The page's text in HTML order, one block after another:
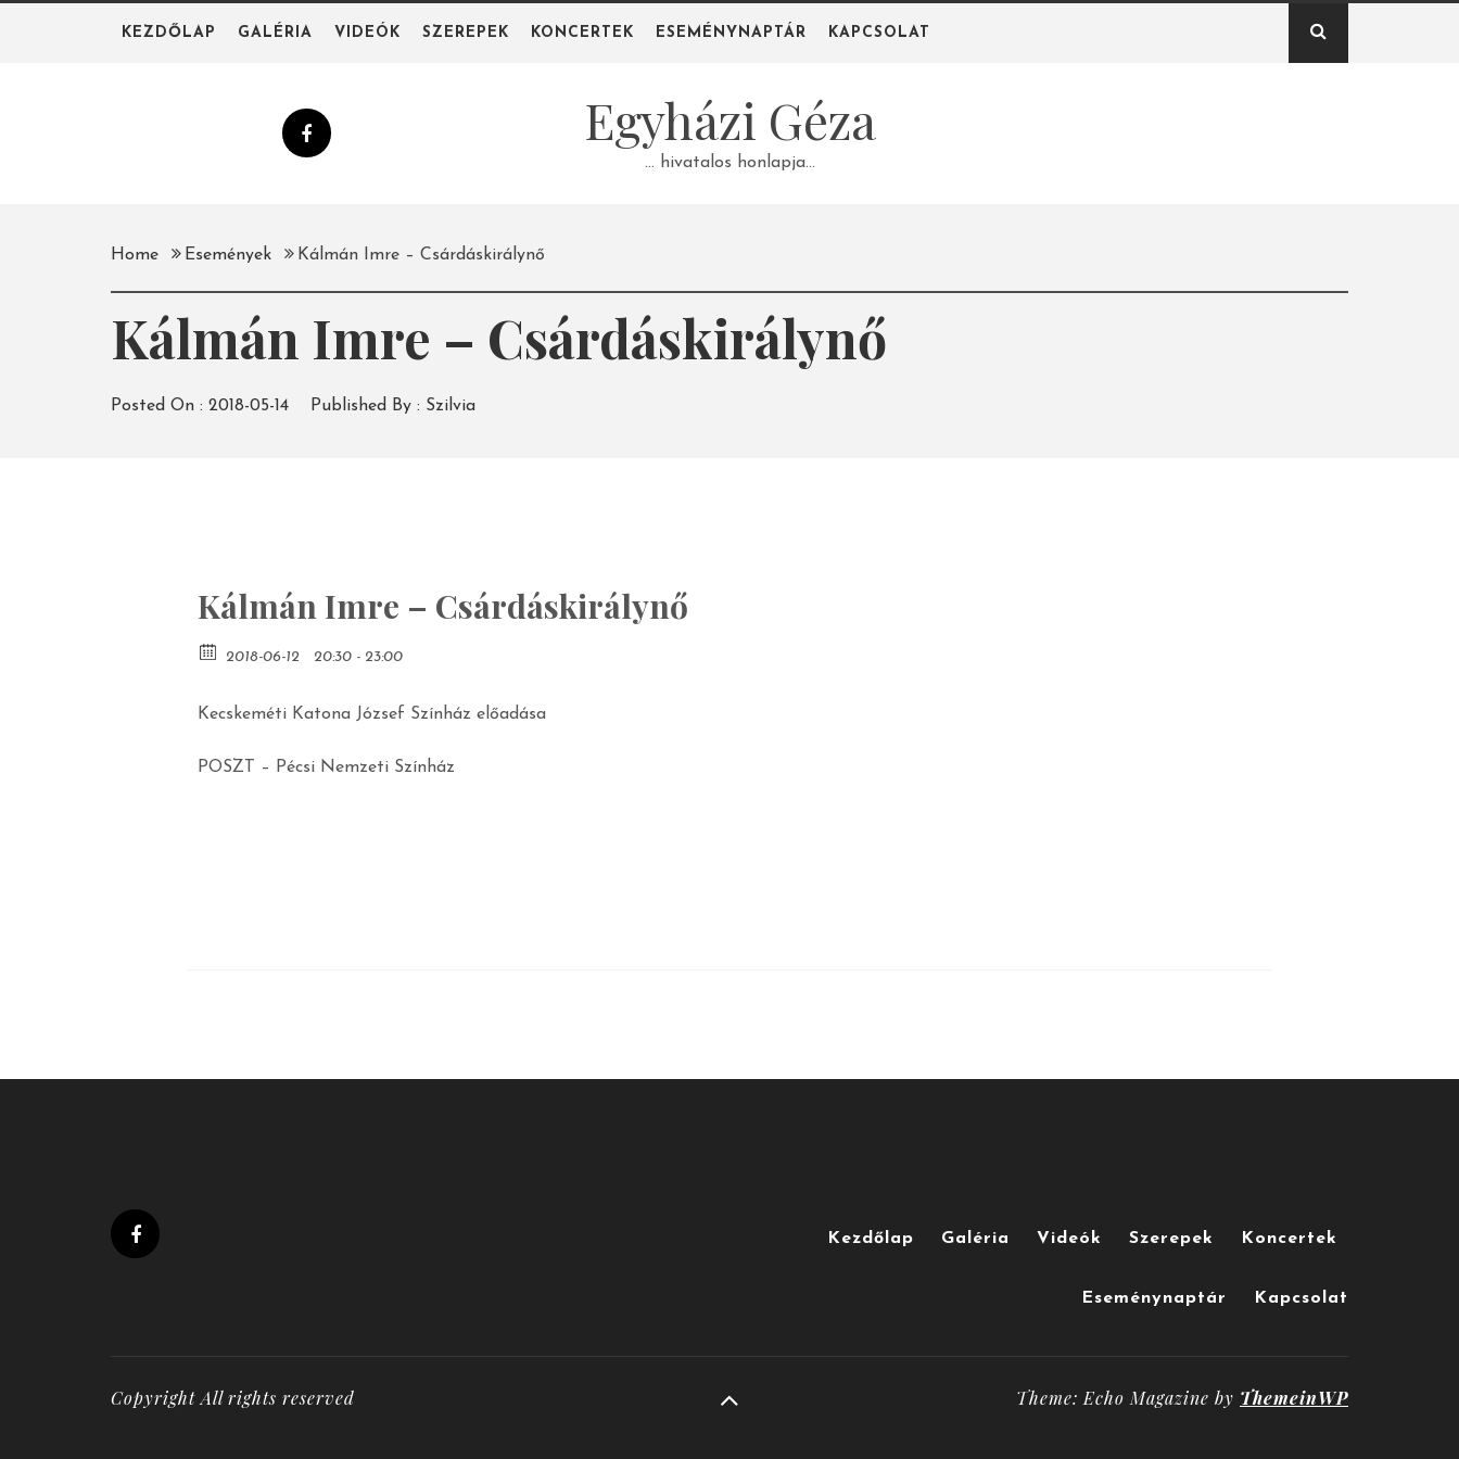
KEZDŐLAP GALÉRIA VIDEÓK SZEREPEK KONCERTEK ESEMÉNYNAPTÁR KAPCSOLAT
Egyházi Géza
… hivatalos honlapja…
Home Események Kálmán Imre – Csárdáskirálynő
Kálmán Imre – Csárdáskirálynő
Posted On : 2018-05-14 Published By : Szilvia
Kálmán Imre – Csárdáskirálynő
2018-06-12 20:30 - 23:00
Kecskeméti Katona József Színház előadása
POSZT – Pécsi Nemzeti Színház
Kezdőlap Galéria Videók Szerepek Koncertek
Eseménynaptár Kapcsolat
Copyright All rights reserved Theme: Echo Magazine by ThemeinWP